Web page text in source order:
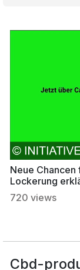
Neue Chancen
Lockerung
720 views
Cbd-